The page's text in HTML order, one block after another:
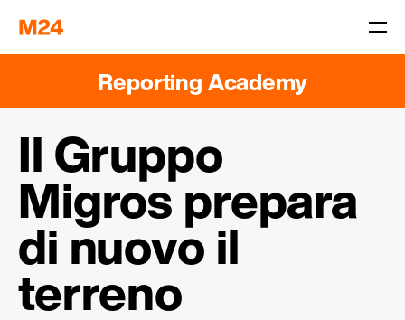
Reporting Academy
Il Gruppo
Migros prepara
di nuovo il
terreno